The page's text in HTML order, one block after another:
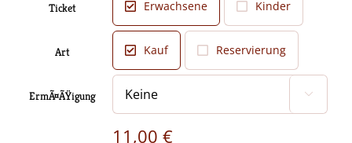
Ticket Erwachsene Kinder
Art Kauf Reservierung
ErmÃ¤ÃŸigung 
11,00 €